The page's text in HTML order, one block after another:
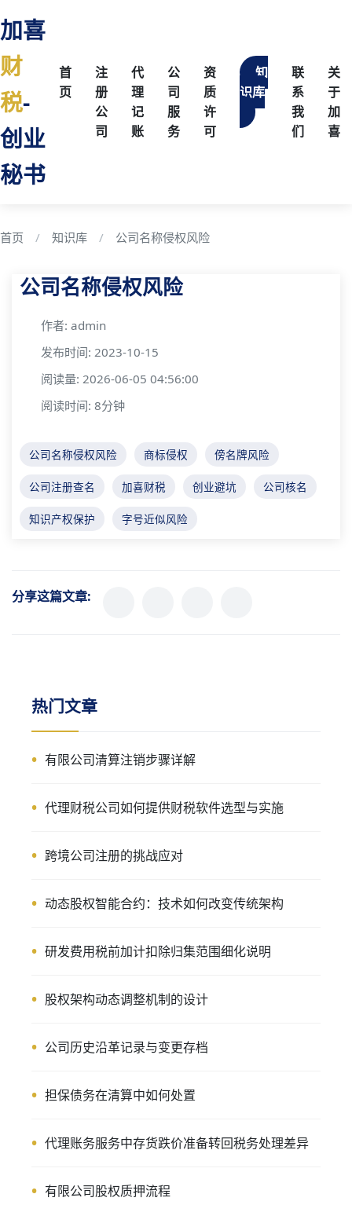
加喜
财
税-
创业
秘书
首
页
注
册
公
司
代
理
记
账
公
司
服
务
资
质
许
可
知
识库
联
系
我
们
关
于
加
喜
首页 知识库 公司名称侵权风险
公司名称侵权风险
作者: admin
发布时间: 2023-10-15
阅读量: 2026-06-05 04:56:00
阅读时间: 8分钟
公司名称侵权风险 商标侵权 傍名牌风险
公司注册查名 加喜财税 创业避坑 公司核名
知识产权保护 字号近似风险
分享这篇文章:
热门文章
有限公司清算注销步骤详解
代理财税公司如何提供财税软件选型与实施
跨境公司注册的挑战应对
动态股权智能合约：技术如何改变传统架构
研发费用税前加计扣除归集范围细化说明
股权架构动态调整机制的设计
公司历史沿革记录与变更存档
担保债务在清算中如何处置
代理账务服务中存货跌价准备转回税务处理差异
有限公司股权质押流程